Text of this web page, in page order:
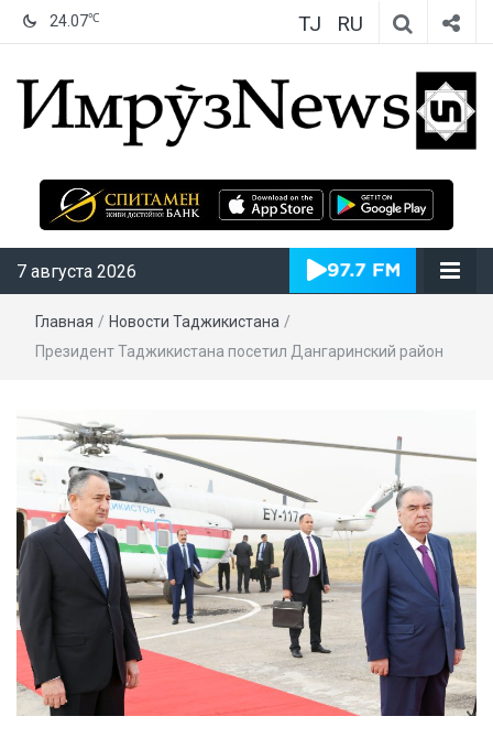
24.07℃ TJ RU
ИмрӯзNews
7 августа 2026
Главная / Новости Таджикистана /
Президент Таджикистана посетил Дангаринский район